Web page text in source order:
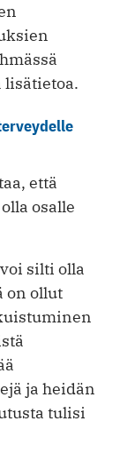
että
osalle
silti olla
on ollut
ja heidän
tulisi